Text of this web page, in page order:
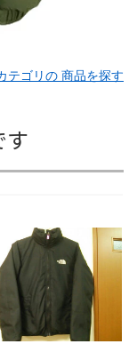
テゴリの 商品を探す
す